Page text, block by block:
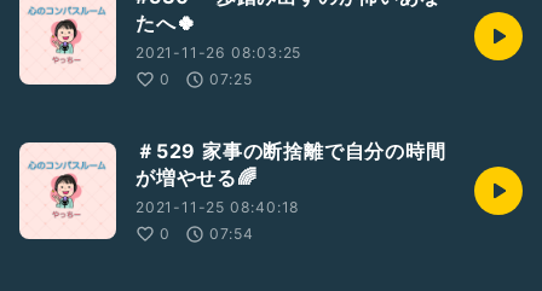
小学生男子ママ🌱ミスチル&🍻❤️
40代から私らしく幸せに✨
🌸忙しいワーママの未来の不安に寄り添う
🍀あなたのやりたいことに一歩ふみ出すマインドとスキルが身
🍀子どもに笑顔で余裕のあるママになれる
🧡LINE登録の無料プレゼント・個別相談はこちらから👇
https://peraichi.com/landing_pages/view/beyourselfyy
たへ🍀
2021-11-26 08:03:25
0
07:25
＃529 家事の断捨離で自分の時間
が増やせる🌈
2021-11-25 08:40:18
0
07:54